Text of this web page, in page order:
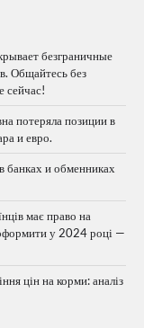
безграничные
Общайтесь без
сейчас!
потеряла позиции в
и евро.
банках и обменниках
має право на
оформити у 2024 році —
цін на корми: аналіз